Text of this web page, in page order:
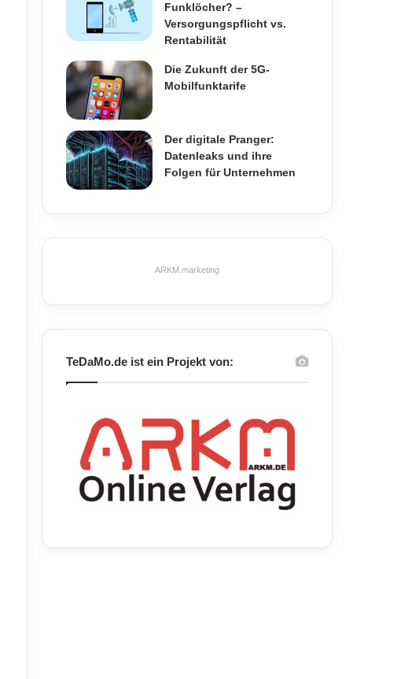
Funklöcher? –
Versorgungspflicht vs.
Rentabilität
Die Zukunft der 5G-
Mobilfunktarife
Der digitale Pranger:
Datenleaks und ihre
Folgen für Unternehmen
ARKM.marketing
TeDaMo.de ist ein Projekt von: